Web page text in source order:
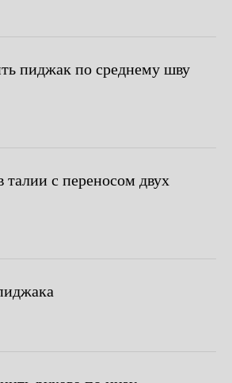
пиджак по среднему шву
с переносом двух
стоимость
сидящий
офиса?